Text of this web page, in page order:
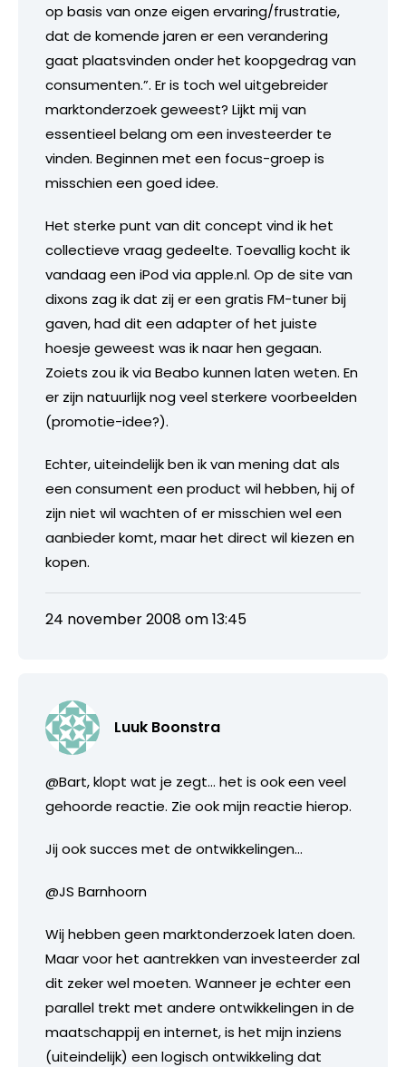
op basis van onze eigen ervaring/frustratie,
dat de komende jaren er een verandering
gaat plaatsvinden onder het koopgedrag van
consumenten.”. Er is toch wel uitgebreider
marktonderzoek geweest? Lijkt mij van
essentieel belang om een investeerder te
vinden. Beginnen met een focus-groep is
misschien een goed idee.
Het sterke punt van dit concept vind ik het
collectieve vraag gedeelte. Toevallig kocht ik
vandaag een iPod via apple.nl. Op de site van
dixons zag ik dat zij er een gratis FM-tuner bij
gaven, had dit een adapter of het juiste
hoesje geweest was ik naar hen gegaan.
Zoiets zou ik via Beabo kunnen laten weten. En
er zijn natuurlijk nog veel sterkere voorbeelden
(promotie-idee?).
Echter, uiteindelijk ben ik van mening dat als
een consument een product wil hebben, hij of
zijn niet wil wachten of er misschien wel een
aanbieder komt, maar het direct wil kiezen en
kopen.
24 november 2008 om 13:45
Luuk Boonstra
@Bart, klopt wat je zegt… het is ook een veel
gehoorde reactie. Zie ook mijn reactie hierop.
Jij ook succes met de ontwikkelingen…
@JS Barnhoorn
Wij hebben geen marktonderzoek laten doen.
Maar voor het aantrekken van investeerder zal
dit zeker wel moeten. Wanneer je echter een
parallel trekt met andere ontwikkelingen in de
maatschappij en internet, is het mijn inziens
(uiteindelijk) een logisch ontwikkeling dat